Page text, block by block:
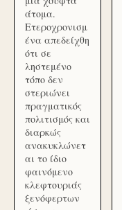
άτομα.
Ετεροχρονισμ
ένα απεδείχθη
ότι σε
ληστεμένο
τόπο δεν
στεριώνει
πραγματικός
πολιτισμός και
διαρκώς
ανακυκλώνετ
αι το ίδιο
φαινόμενο
κλεφτουριάς
ξενόφερτων